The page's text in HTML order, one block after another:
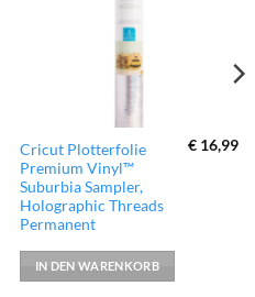
Cricut Plotterfolie
Premium Vinyl™
Suburbia Sampler,
Holographic Threads
Permanent
€ 16,99
IN DEN WARENKORB